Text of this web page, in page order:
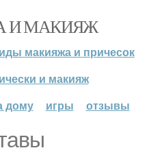
И МАКИЯЖ
макияжа и причесок
и макияж
дому
игры отзывы